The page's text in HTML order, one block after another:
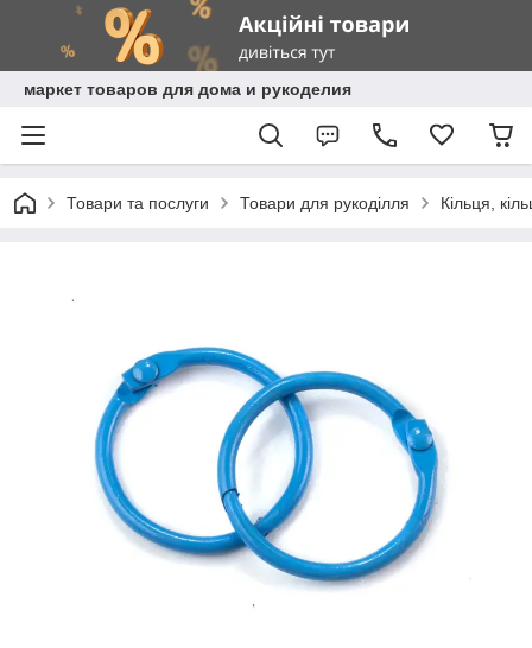
маркет товаров для дома и рукоделия
Товари та послуги Товари для рукоділля Кільця,